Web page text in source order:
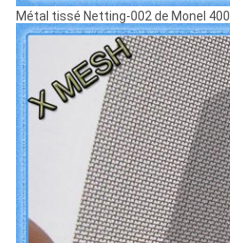
Métal tissé Netting-002 de Monel 400